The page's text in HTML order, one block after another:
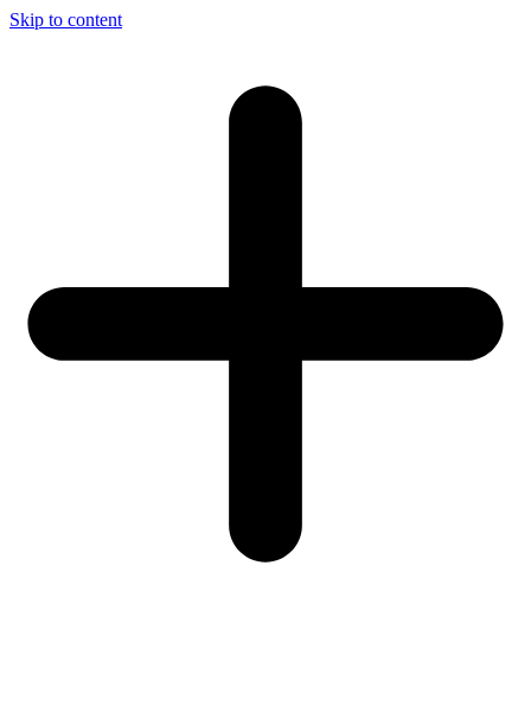
Skip to content